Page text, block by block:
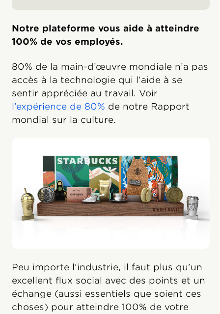
Notre plateforme vous aide à atteindre
100% de vos employés.
80% de la main-d’œuvre mondiale n’a pas
accès à la technologie qui l’aide à se
sentir appréciée au travail. Voir
l’expérience de 80% de notre Rapport
mondial sur la culture.
Peu importe l’industrie, il faut plus qu’un
excellent flux social avec des points et un
échange (aussi essentiels que soient ces
choses) pour atteindre 100% de votre